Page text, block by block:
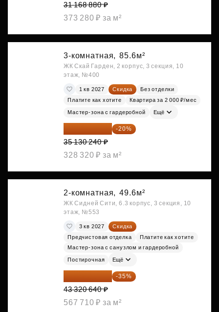
31 168 880 ₽
373 280 ₽ за м²
3-комнатная, 85.6м²
ЖК Скай Гарден, 2 корпус, 3 секция, 10
этаж, №400
1 кв 2027 Скидка
Без отделки
Платите как хотите
Квартира за 2 000 ₽/мес
Мастер-зона с гардеробной Ещё
28 104 192 ₽ -20%
35 130 240 ₽
328 320 ₽ за м²
2-комнатная, 49.6м²
ЖК Сидней Сити, 6.3 корпус, 3 секция, 10
этаж, №553
3 кв 2027
Скидка
Предчистовая отделка
Платите как хотите
Мастер-зона с санузлом и гардеробной
Постирочная Ещё
28 158 416 ₽ -35%
43 320 640 ₽
567 710 ₽ за м²